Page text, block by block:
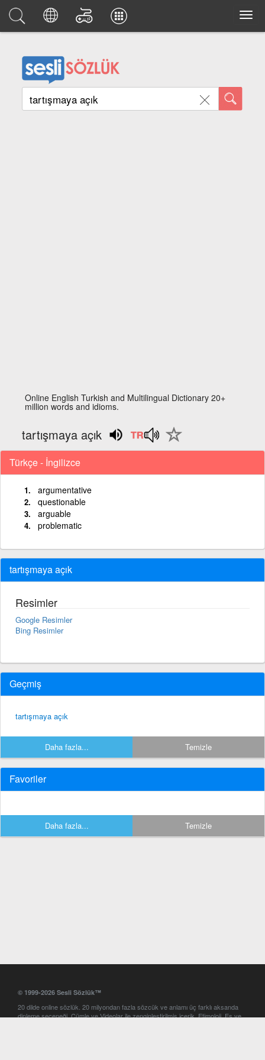
Online English Turkish and Multilingual Dictionary 20+
million words and idioms.
tartışmaya açık
Türkçe - İngilizce
argumentative
questionable
arguable
problematic
tartışmaya açık
Resimler
Google Resimler
Bing Resimler
Geçmiş
tartışmaya açık
Daha fazla... Temizle
Favoriler
Daha fazla... Temizle
© 1999-2026 Sesli Sözlük™
20 dilde online sözlük. 20 milyondan fazla sözcük ve anlamı üç farklı aksanda
dinleme seçeneği. Cümle ve Videolar ile zenginleştirilmiş içerik. Etimoloji, Eş ve